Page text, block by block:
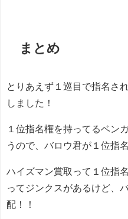
まとめ
とりあえず１巡目で指名さ
しました！
１位指名権を持ってるベン
うので、バロウ君が１位指
ハイズマン賞取って１位指
ってジンクスがあるけど、
配！！